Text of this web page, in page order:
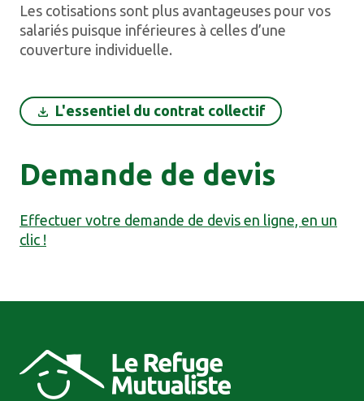
Les cotisations sont plus avantageuses pour vos
salariés puisque inférieures à celles d’une
couverture individuelle.
L'essentiel du contrat collectif
Demande de devis
Effectuer votre demande de devis en ligne, en un
clic !